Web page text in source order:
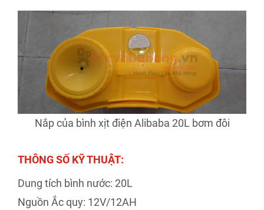
Nắp của bình xịt điện Alibaba 20L bơm đôi
THÔNG SỐ KỸ THUẬT:
Dung tích bình nước: 20L
Nguồn Ắc quy: 12V/12AH